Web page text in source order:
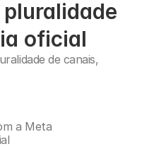
oficial
de canais,
a Meta